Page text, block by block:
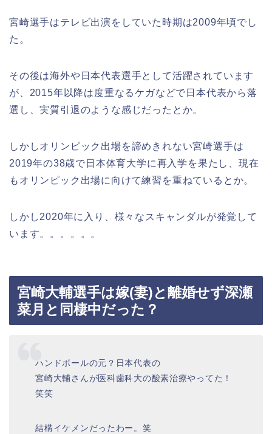
宮崎選手はテレビ出演をしていた時期は2009年頃でし
た。
その後は海外や日本代表選手として活躍されています
が、2015年以降は度重なるケガなどで日本代表から落
選し、実質引退のような感じだったとか。
しかしオリンピック出場を諦めきれない宮崎選手は
2019年の38歳で日本体育大学に再入学を果たし、現在
もオリンピック出場に向けて練習を重ねているとか。
しかし2020年に入り、様々なスキャンダルが発覚して
います。。。。。。
宮崎大輔選手は嫁(妻)と離婚せず深瀬
菜月と同棲中だった？
ハンドボールの元？日本代表の
宮崎大輔さんが医科歯科大の酸素治療やってた！
笑笑
結構イケメンだったわー。笑